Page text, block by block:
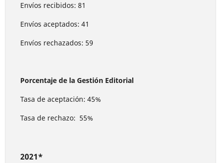
Envíos recibidos: 81
Envíos aceptados: 41
Envíos rechazados: 59
Porcentaje de la Gestión Editorial
Tasa de aceptación: 45%
Tasa de rechazo: 55%
2021*